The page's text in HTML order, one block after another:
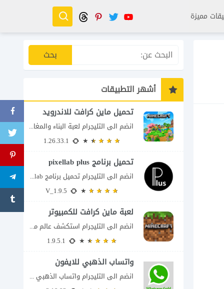
مميزة
أشهر التطبيقات
تحميل ماين كرافت للاندرويد
انضم الى التليجرام لعبة البناء والمغامرة التي لا تنتهي Minecraft إذا كنت تبحث عن...
تحميل برنامج pixellab plus
انضم الى التليجرام تحميل برنامج pixellab مهكر للاندرويد يعتبر تطبيق بيكسلاب من اشهر تطبيقات...
لعبة ماين كرافت للكمبيوتر
انضم الى التليجرام استكشف عالم ماين كرافت بتفاصيل مذهلة 🌟 هل أنت مستعد لمغامرة...
واتساب الذهبي للايفون
انضم الى التليجرام واتساب الذهبي 2023 للايفون إذا كنت تبحث عن واتساب الذهبي للايفون...